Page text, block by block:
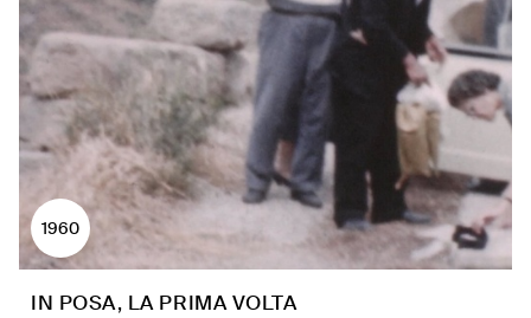
1960
IN POSA, LA PRIMA VOLTA